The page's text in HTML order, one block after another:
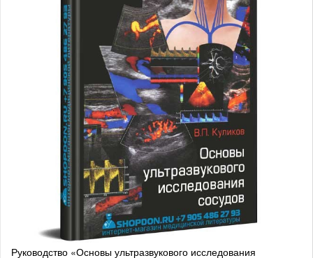
Руководство «Основы ультразвукового исследования